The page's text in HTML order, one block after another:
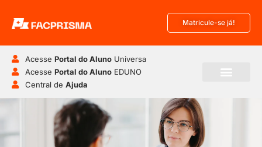
Matricule-se já!
Acesse Portal do AlunoUniversa
Acesse Portal do AlunoEDUNO
Central de Ajuda